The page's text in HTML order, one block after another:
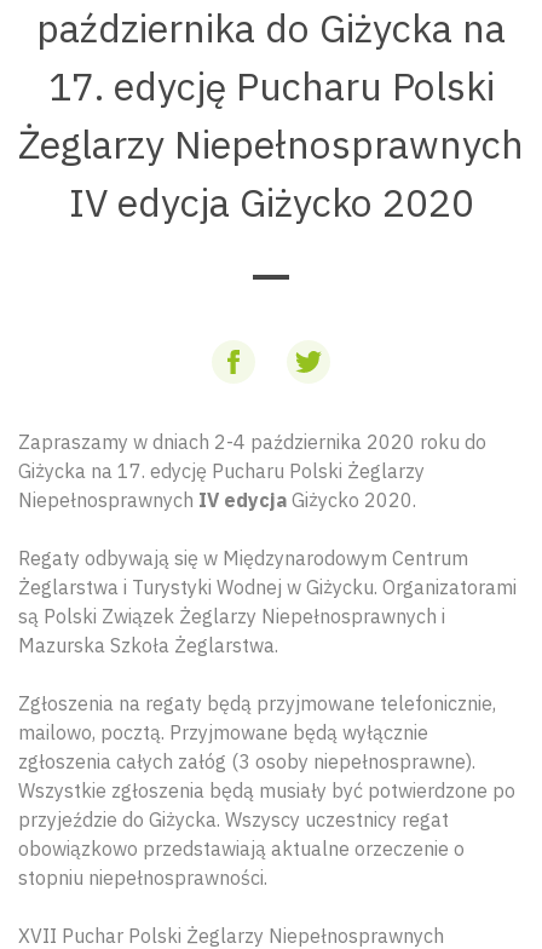
października do Giżycka na
17. edycję Pucharu Polski
Żeglarzy Niepełnosprawnych
IV edycja Giżycko 2020
Zapraszamy w dniach 2-4 października 2020 roku do
Giżycka na 17. edycję Pucharu Polski Żeglarzy
Niepełnosprawnych IV edycja Giżycko 2020.
Regaty odbywają się w Międzynarodowym Centrum
Żeglarstwa i Turystyki Wodnej w Giżycku. Organizatorami
są Polski Związek Żeglarzy Niepełnosprawnych i
Mazurska Szkoła Żeglarstwa.
Zgłoszenia na regaty będą przyjmowane telefonicznie,
mailowo, pocztą. Przyjmowane będą wyłącznie
zgłoszenia całych załóg (3 osoby niepełnosprawne).
Wszystkie zgłoszenia będą musiały być potwierdzone po
przyjeździe do Giżycka. Wszyscy uczestnicy regat
obowiązkowo przedstawiają aktualne orzeczenie o
stopniu niepełnosprawności.
XVII Puchar Polski Żeglarzy Niepełnosprawnych